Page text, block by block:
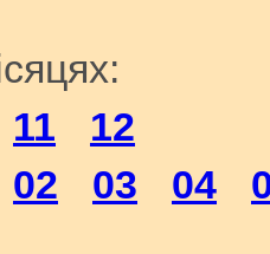
11
12
02 03 04